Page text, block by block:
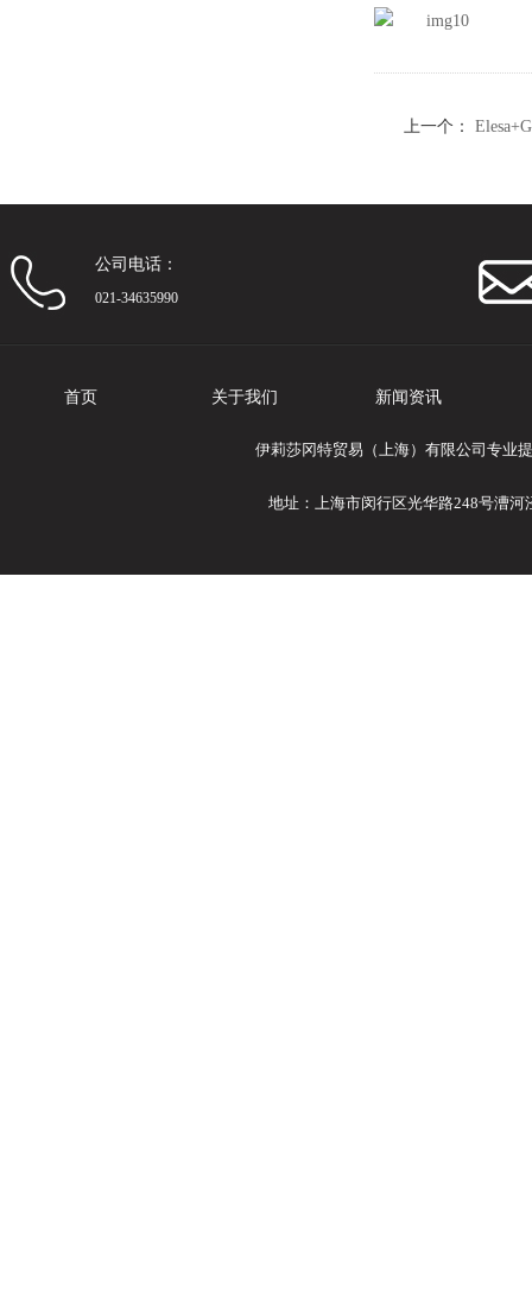
上一个：
公司电话：
021-34635990
首页 关于我们 新闻资讯
伊莉莎冈特贸易（上海）有限公司专业
地址：上海市闵行区光华路248号漕